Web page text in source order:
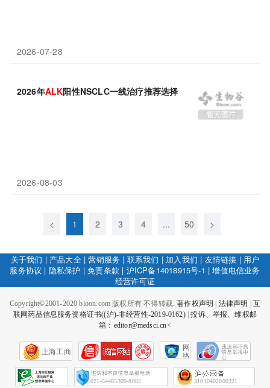
2026-07-28
2026年ALK阳性NSCLC一线治疗推荐选择洛拉替尼
2026-08-03
< 1 2 3 4 ... 50 >
关于我们 | 产品大全|营销服务 | 联系我们 | 加入我们 | 友情链接 | 用户
服务协议 | 隐私保护 |免责条款 | 沪ICP备14018915号-1 |增值电信业务
经营许可证
Copyright©2001-2020 bioon.com 版权所有 不得转载.著作权声明 法律声明
互
联网药品信息服务资格证书((沪)-非经营性-2019-0162)|投诉、举报、维权邮
箱：editor@medsci.cn<
上海工商
网
络
会
征
021-54485309-8082 31010402000321